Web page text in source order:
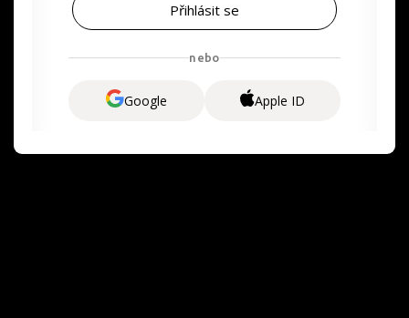
nebo
Google Apple ID